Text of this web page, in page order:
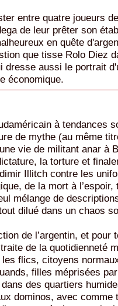
entre quatre joueurs
de leur prêter son
en quête
que tisse Rolo Diez
dresse aussi le portrait
économique.
à tendances
de mythe (au même
vie de militant anar à
la torture et
Illitch contre les
de la mort à
mélange de
dilué dans un chaos
de l’argentin, et pour
de la quotidienneté
flics, citoyens
filles méprisées
des quartiers
dominos, avec comme